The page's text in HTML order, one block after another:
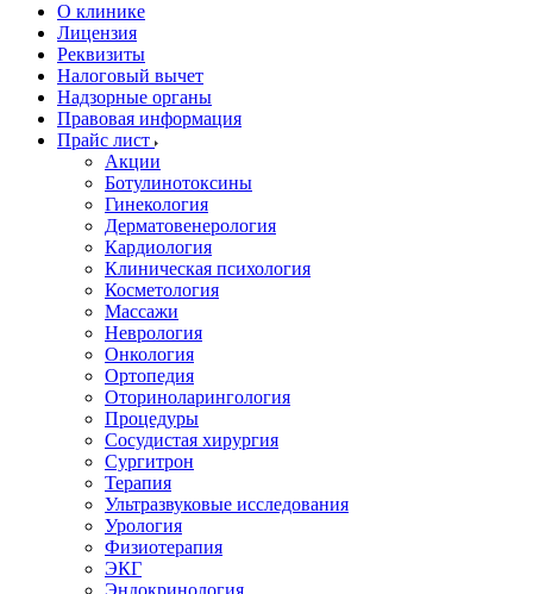
О клинике
Лицензия
Реквизиты
Налоговый вычет
Надзорные органы
Правовая информация
Прайс лист
Акции
Ботулинотоксины
Гинекология
Дерматовенерология
Кардиология
Клиническая психология
Косметология
Массажи
Неврология
Онкология
Ортопедия
Оториноларингология
Процедуры
Сосудистая хирургия
Сургитрон
Терапия
Ультразвуковые исследования
Урология
Физиотерапия
ЭКГ
Эндокринология